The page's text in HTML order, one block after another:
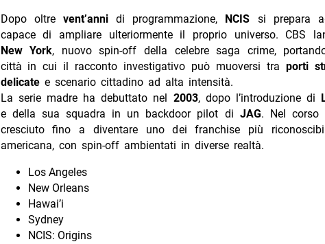
- Chad Powers 2: la seconda stagione dal 3 settembre
- ER Medici in prima linea: cosa fanno oggi i protagonisti
- Neuromancer: teaser e data d’uscita svelati al Comic-Con 2026
Dopo oltre vent’annidi programmazione, NCIS si prepara
capace di ampliare ulteriormente il proprio universo. CBS
New York, nuovo spin-off della celebre saga crime,
città in cui il racconto investigativo può muoversi tra porti
delicatee scenario cittadino ad alta intensità.
La serie madre ha debuttato nel 2003, dopo l’introduzione di
e della sua squadra in un backdoor pilot di JAG. Nel corso
cresciuto fino a diventare uno dei franchise più
americana, con spin-off ambientati in diverse realtà.
Los Angeles
New Orleans
Hawai’i
Sydney
NCIS: Origins